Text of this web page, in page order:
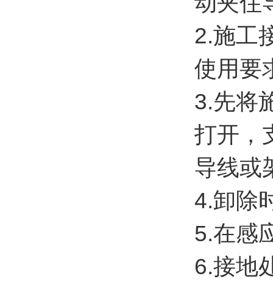
2.施工
使用要
3.先将
打开，
导线或
4.卸除
5.在感
6.接地